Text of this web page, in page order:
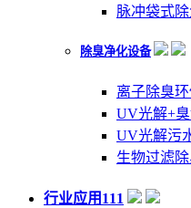
脉冲袋式
除臭净化设备
离子除臭
UV光解+
UV光解污
生物过滤
行业应用111